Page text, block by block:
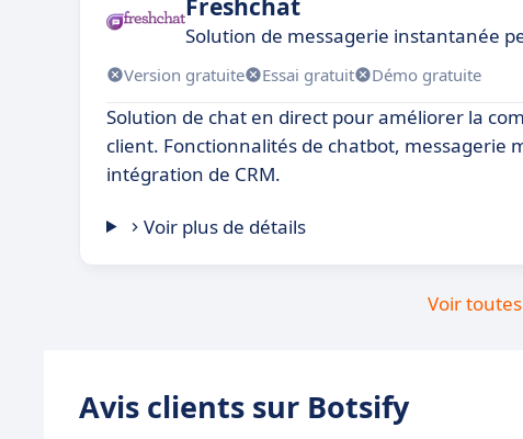
Solution de messagerie instantanée
Version gratuite Essai gratuit Démo gratuite
Solution de chat en direct pour améliorer la
client. Fonctionnalités de chatbot, messagerie
intégration de CRM.
Voir plus de détails
Voir
Avis clients sur Botsify